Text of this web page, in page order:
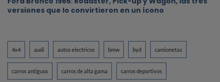
versiones que lo convirtieron en un ícono
4x4 audi autos electricos bmw byd camionetas
carros antiguos carros de alta gama carros deportivos